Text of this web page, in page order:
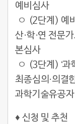
예비심사
ㅇ (2단계) 예
산·학·연 전문
본심사
ㅇ (3단계) ‘과
최종심의·의결
과학기술유공
♦ 신청 및 추천